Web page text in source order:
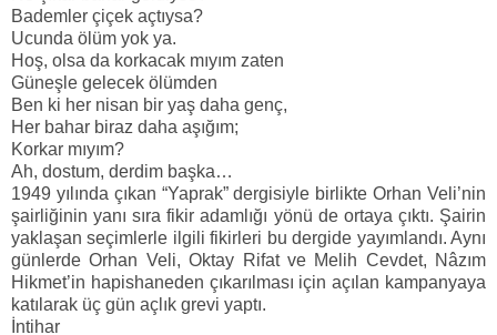
Bademler çiçek açtıysa?
Ucunda ölüm yok ya.
Hoş, olsa da korkacak mıyım zaten
Güneşle gelecek ölümden
Ben ki her nisan bir yaş daha genç,
Her bahar biraz daha aşığım;
Korkar mıyım?
Ah, dostum, derdim başka…
1949 yılında çıkan “Yaprak” dergisiyle birlikte Orhan Veli’nin
şairliğinin yanı sıra fikir adamlığı yönü de ortaya çıktı. Şairin
yaklaşan seçimlerle ilgili fikirleri bu dergide yayımlandı. Aynı
günlerde Orhan Veli, Oktay Rifat ve Melih Cevdet, Nâzım
Hikmet’in hapishaneden çıkarılması için açılan kampanyaya
katılarak üç gün açlık grevi yaptı.
İntihar